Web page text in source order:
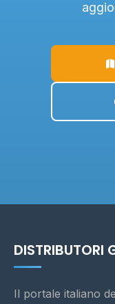
DISTRIBUTORI
Il portale italiano